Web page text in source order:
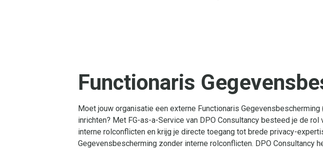
Functionaris
Moet jouw organisatie een externe Functionaris
inrichten? Met FG-as-a-Service van DPO Consultancy besteed je de
interne rolconflicten en krijg je directe toegang tot brede privacy-
Gegevensbescherming zonder interne rolconflicten. DPO